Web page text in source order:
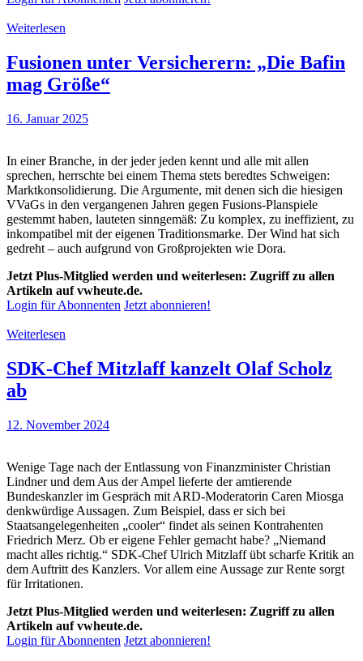
Weiterlesen
Fusionen unter Versicherern: „Die Bafin
mag Größe“
16. Januar 2025
In einer Branche, in der jeder jeden kennt und alle mit allen
sprechen, herrschte bei einem Thema stets beredtes Schweigen:
Marktkonsolidierung. Die Argumente, mit denen sich die hiesigen
VVaGs in den vergangenen Jahren gegen Fusions-Planspiele
gestemmt haben, lauteten sinngemäß: Zu komplex, zu ineffizient, zu
inkompatibel mit der eigenen Traditionsmarke. Der Wind hat sich
gedreht – auch aufgrund von Großprojekten wie Dora.
Jetzt Plus-Mitglied werden und weiterlesen: Zugriff zu allen
Artikeln auf vwheute.de.
Login für Abonnenten Jetzt abonnieren!
Weiterlesen
SDK-Chef Mitzlaff kanzelt Olaf Scholz
ab
12. November 2024
Wenige Tage nach der Entlassung von Finanzminister Christian
Lindner und dem Aus der Ampel lieferte der amtierende
Bundeskanzler im Gespräch mit ARD-Moderatorin Caren Miosga
denkwürdige Aussagen. Zum Beispiel, dass er sich bei
Staatsangelegenheiten „cooler“ findet als seinen Kontrahenten
Friedrich Merz. Ob er eigene Fehler gemacht habe? „Niemand
macht alles richtig.“ SDK-Chef Ulrich Mitzlaff übt scharfe Kritik an
dem Auftritt des Kanzlers. Vor allem eine Aussage zur Rente sorgt
für Irritationen.
Jetzt Plus-Mitglied werden und weiterlesen: Zugriff zu allen
Artikeln auf vwheute.de.
Login für Abonnenten Jetzt abonnieren!